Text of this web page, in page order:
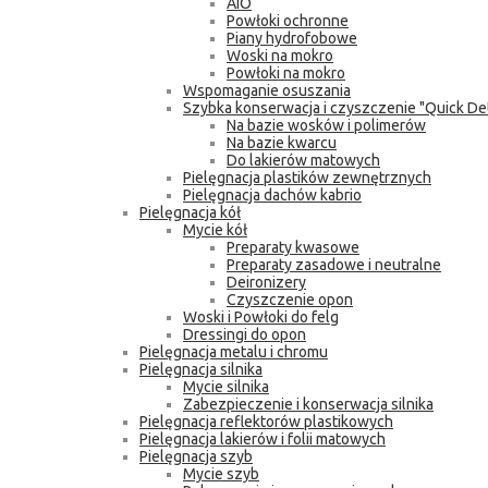
Powłoki ochronne
Piany hydrofobowe
Woski na mokro
Powłoki na mokro
Wspomaganie osuszania
Szybka konserwacja i czyszczenie "Quick
Na bazie wosków i polimerów
Na bazie kwarcu
Do lakierów matowych
Pielęgnacja plastików zewnętrznych
Pielęgnacja dachów kabrio
Pielęgnacja kół
Mycie kół
Preparaty kwasowe
Preparaty zasadowe i neutralne
Deironizery
Czyszczenie opon
Woski i Powłoki do felg
Dressingi do opon
Pielęgnacja metalu i chromu
Pielęgnacja silnika
Mycie silnika
Zabezpieczenie i konserwacja silnika
Pielęgnacja reflektorów plastikowych
Pielęgnacja lakierów i folii matowych
Pielęgnacja szyb
Mycie szyb